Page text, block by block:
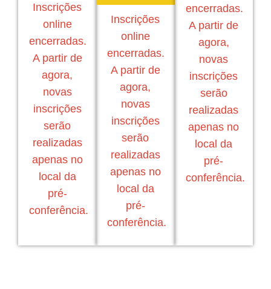
Inscrições
online
encerradas.
A partir de
agora,
novas
inscrições
serão
realizadas
apenas no
local da
pré-
conferência.
Inscrições
online
encerradas.
A partir de
agora,
novas
inscrições
serão
realizadas
apenas no
local da
pré-
conferência.
encerradas.
A partir de
agora,
novas
inscrições
serão
realizadas
apenas no
local da
pré-
conferência.